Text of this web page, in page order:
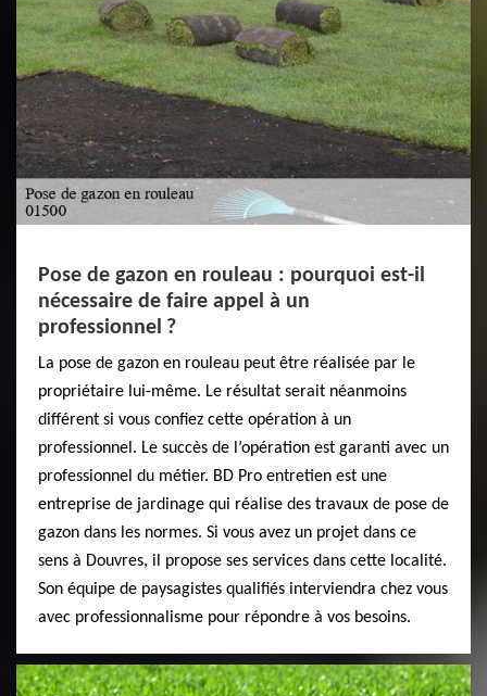
Pose de gazon en rouleau : pourquoi est-il
nécessaire de faire appel à un
professionnel ?
La pose de gazon en rouleau peut être réalisée par le
propriétaire lui-même. Le résultat serait néanmoins
différent si vous confiez cette opération à un
professionnel. Le succès de l’opération est garanti avec un
professionnel du métier. BD Pro entretien est une
entreprise de jardinage qui réalise des travaux de pose de
gazon dans les normes. Si vous avez un projet dans ce
sens à Douvres, il propose ses services dans cette localité.
Son équipe de paysagistes qualifiés interviendra chez vous
avec professionnalisme pour répondre à vos besoins.